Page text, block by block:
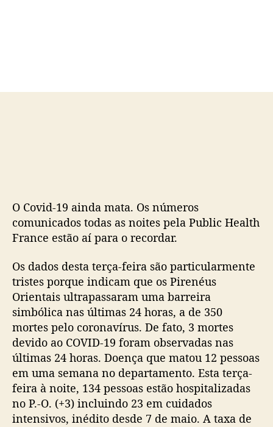
o
b
O Covid-19 ainda mata. Os números
comunicados todas as noites pela Public Health
France estão aí para o recordar.
Os dados desta terça-feira são particularmente
tristes porque indicam que os Pirenéus
Orientais ultrapassaram uma barreira
simbólica nas últimas 24 horas, a de 350
mortes pelo coronavírus. De fato, 3 mortes
devido ao COVID-19 foram observadas nas
últimas 24 horas. Doença que matou 12 pessoas
em uma semana no departamento. Esta terça-
feira à noite, 134 pessoas estão hospitalizadas
no P.-O. (+3) incluindo 23 em cuidados
intensivos, inédito desde 7 de maio. A taxa de